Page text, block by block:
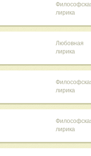
лирика
Любовная
лирика
лирика
лирика